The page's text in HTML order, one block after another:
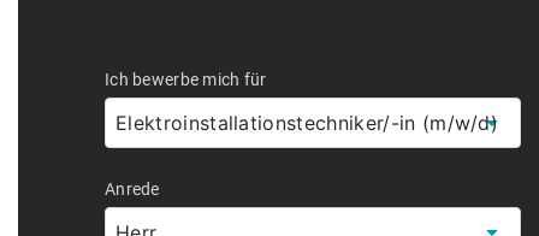
Ich bewerbe mich für
Anrede